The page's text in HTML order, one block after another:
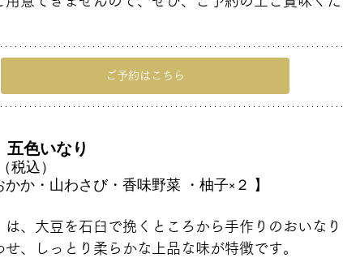
ご予約はこちら
五色いなり
税込）
かか・山わさび・香味野菜 ・柚子×２ 】
は、大豆を石臼で挽くところから手作りのおいな
、しっとり柔らかな上品な味が特徴です。